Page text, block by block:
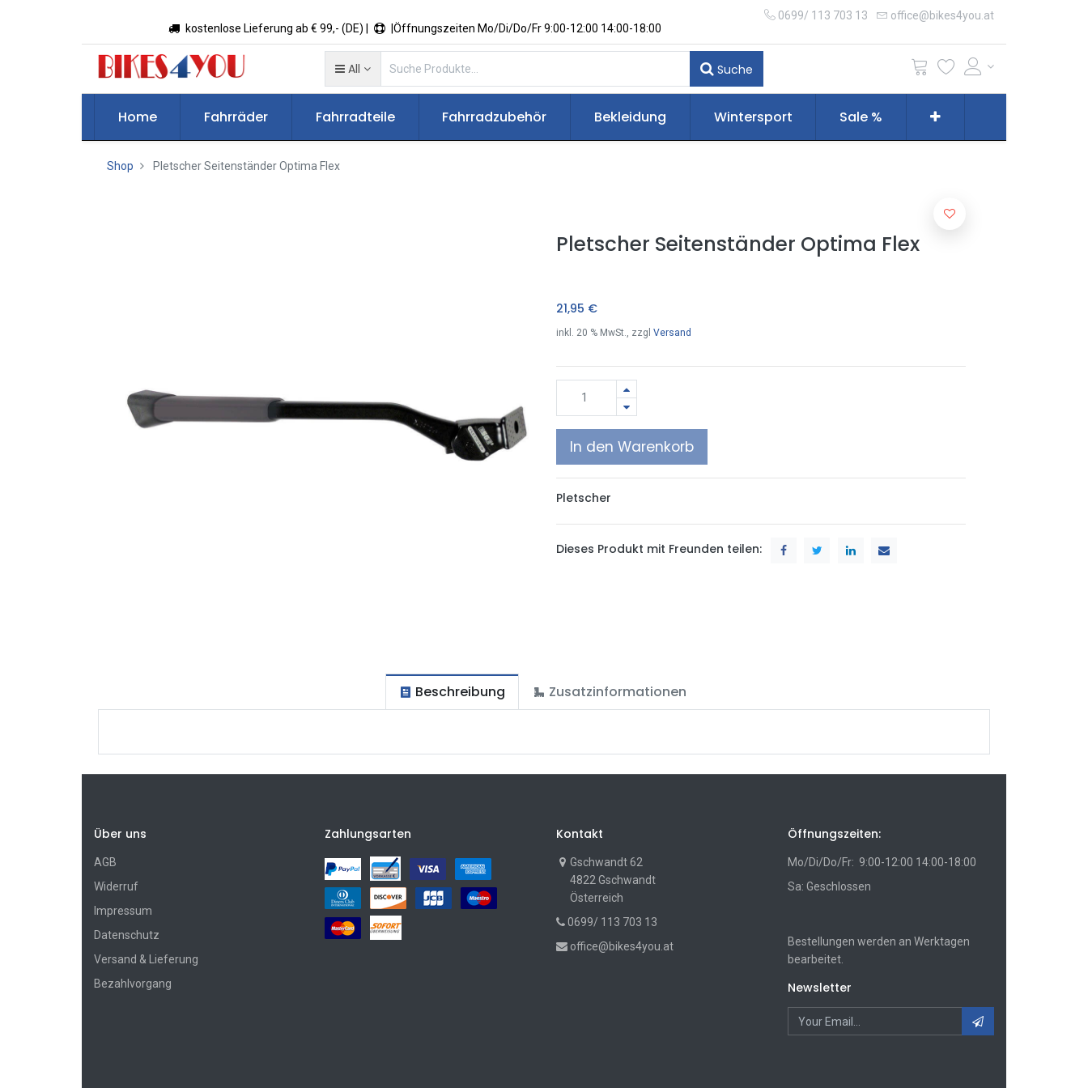
kostenlose Lieferung ab € 99,- (DE) | |Öffnungszeiten Mo/Di/Do/Fr 9:00-12:00 14:00-18:00
0699/ 113 703 13 office@bikes4you.at
All Suche
Home Fahrräder Fahrradteile Fahrradzubehör Bekleidung Wintersport Sale %
Shop Pletscher Seitenständer Optima Flex
Pletscher Seitenständer Optima Flex
21,95 €
inkl. 20 % MwSt., zzgl Versand
In den Warenkorb
Pletscher
Dieses Produkt mit Freunden teilen:
Beschreibung Zusatzinformationen
Über uns
AGB
Widerruf
Impressum
Datenschutz
Versand & Lieferung
Bezahlvorgang
Zahlungsarten Kontakt
Gschwandt 62
4822 Gschwandt
Österreich
0699/ 113 703 13
office@bikes4you.at
Öffnungszeiten:
Mo/Di/Do/Fr: 9:00-12:00 14:00-18:00
Sa: Geschlossen
Bestellungen werden an Werktagen
bearbeitet.
Newsletter